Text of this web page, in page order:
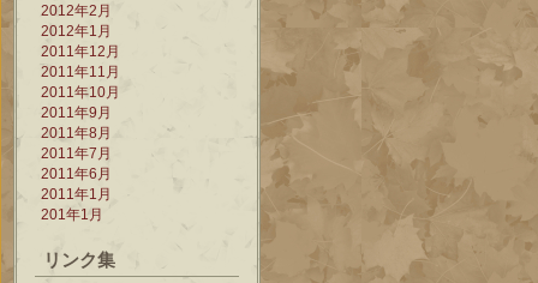
2012年2月
2012年1月
2011年12月
2011年11月
2011年10月
2011年9月
2011年8月
2011年7月
2011年6月
2011年1月
201年1月
リンク集